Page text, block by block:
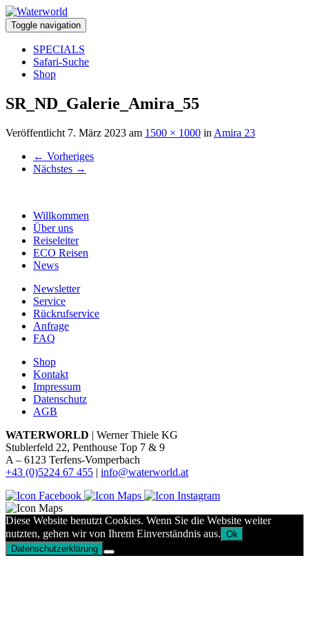
Toggle navigation
SPECIALS
Safari-Suche
Shop
SR_ND_Galerie_Amira_55
Veröffentlicht 7. März 2023 am 1500 × 1000 in Amira 23
← Vorheriges
Nächstes →
Willkommen
Über uns
Reiseleiter
ECO Reisen
News
Newsletter
Service
Rückrufservice
Anfrage
FAQ
Shop
Kontakt
Impressum
Datenschutz
AGB
WATERWORLD | Werner Thiele KG
Stublerfeld 22, Penthouse Top 7 & 9
A – 6123 Terfens-Vomperbach
+43 (0)5224 67 455 | info@waterworld.at
Diese Website benutzt Cookies. Wenn Sie die Website weiter
nutzten, gehen wir von Ihrem Einverständnis aus. Ok
Datenschutzerklärung